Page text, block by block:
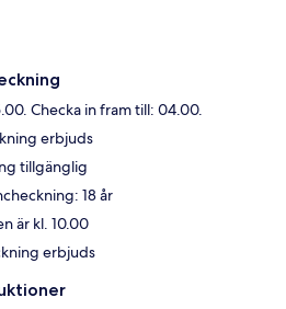
Checka in fram till: 04.00.
erbjuds
tillgänglig
18 år
är kl. 10.00
erbjuds